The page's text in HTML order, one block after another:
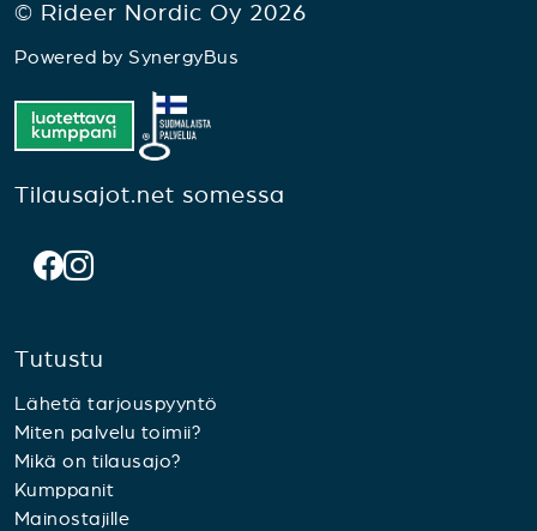
© Rideer Nordic Oy 2026
Powered by SynergyBus
Tilausajot.net somessa
Tutustu
Lähetä tarjouspyyntö
Miten palvelu toimii?
Mikä on tilausajo?
Kumppanit
Mainostajille